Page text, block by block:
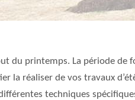
du printemps. La période de
la réaliser de vos travaux
techniques